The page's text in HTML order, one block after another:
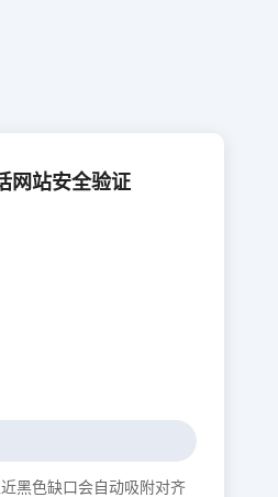
网站安全验证
黑色缺口会自动吸附对齐